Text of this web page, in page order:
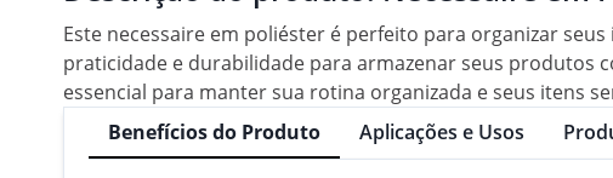
Este necessaire em poliéster é perfeito para organizar
praticidade e durabilidade para armazenar seus produtos
essencial para manter sua rotina organizada e seus itens
Benefícios do Produto
Aplicações e Usos